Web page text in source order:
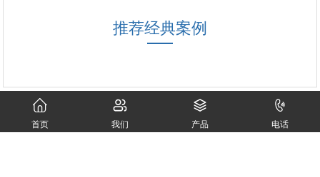
推荐经典案例
首页 我们 产品 电话